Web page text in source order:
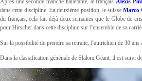
Après une seconde manche halletante, le français Alexis
dans cette discipline. En deuxième position, le suisseMarco
du français, cela fait déjà deux semaines que le Globe de
pour Hirscher dans cette discipline sur l’ensemble de sa
Sur la possibilité de prendre sa retraite, l’autrichien de 30
Dans la classification génénale de Slalom Géant, il est suivi